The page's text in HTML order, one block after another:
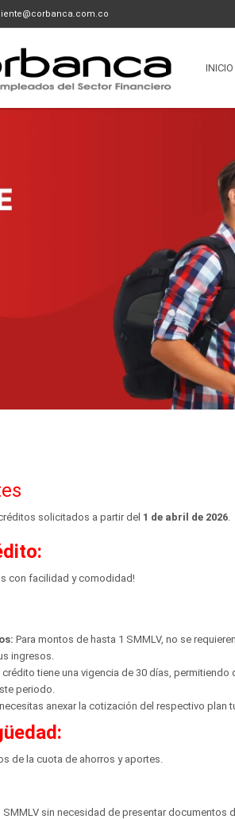
INICIO
solicitados a partir del 1 de abril de 2026.
con facilidad y comodidad!
Para montos de hasta 1 SMMLV, no se requieren
ingresos.
tiene una vigencia de 30 días, permitiendo
periodo.
anexar la cotización del respectivo plan
de la cuota de ahorros y aportes.
sin necesidad de presentar documentos